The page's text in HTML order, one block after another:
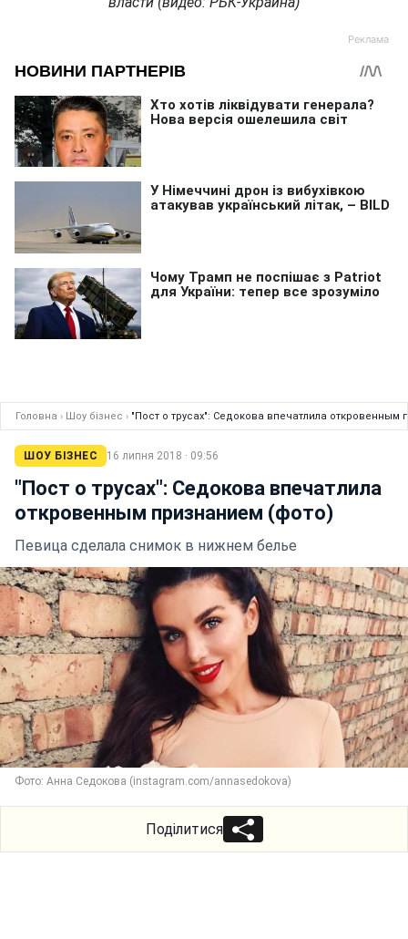
Головна › Шоу бізнес › "Пост о трусах": Седокова впечатлила откровенным
ШОУ БІЗНЕС 16 липня 2018 · 09:56
"Пост о трусах": Седокова впечатлила
откровенным признанием (фото)
Певица сделала снимок в нижнем белье
Фото: Анна Седокова (instagram.com/annasedokova)
Поділитися